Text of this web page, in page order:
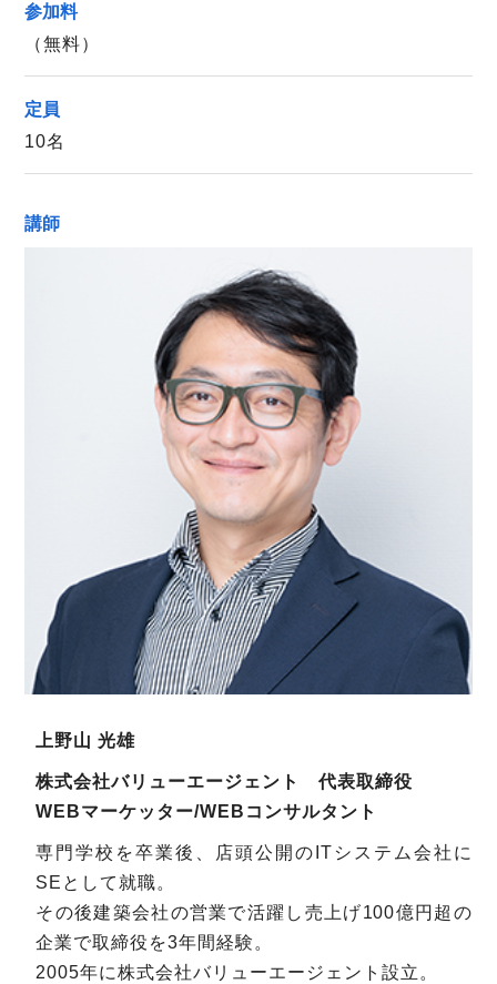
参加料
（無料）
定員
10名
講師
上野山 光雄
株式会社バリューエージェント 代表取締役
WEBマーケッター/WEBコンサルタント
専門学校を卒業後、店頭公開のITシステム会社に
SEとして就職。
その後建築会社の営業で活躍し売上げ100億円超の
企業で取締役を3年間経験。
2005年に株式会社バリューエージェント設立。